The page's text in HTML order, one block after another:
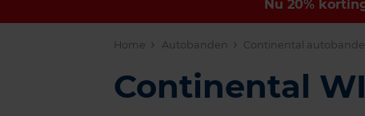
Nu 20%
Home Autobanden Continental
Continental